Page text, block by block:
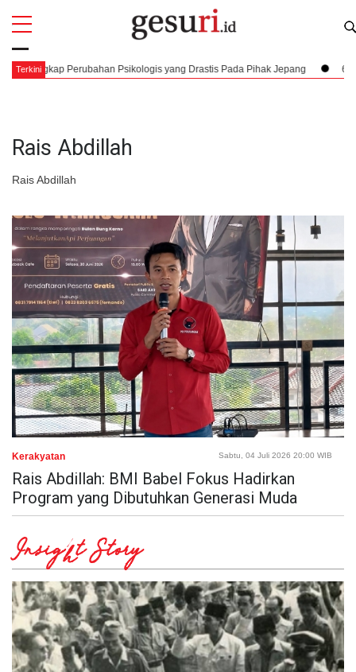
TerkiniPerubahan Psikologis yang Drastis Pada Pihak Jepang 6 Agustus
Rais Abdillah
Rais Abdillah
All
Kerakyatan Sabtu, 04 Juli 2026 20:00 WIB
Rais Abdillah: BMI Babel Fokus Hadirkan
Program yang Dibutuhkan Generasi Muda
Insight Story